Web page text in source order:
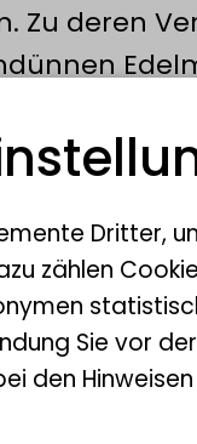
Zu deren
am LIB
Sigma
Dritter,
zählen
Sie vor
den